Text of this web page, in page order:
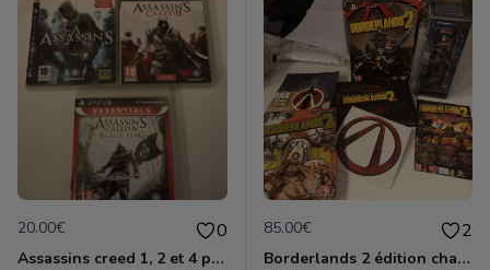
20.00€ 0
Assassins creed 1, 2 et 4 ps3
85.00€ 2
Borderlands 2 édition chasseur de l'arche ps3